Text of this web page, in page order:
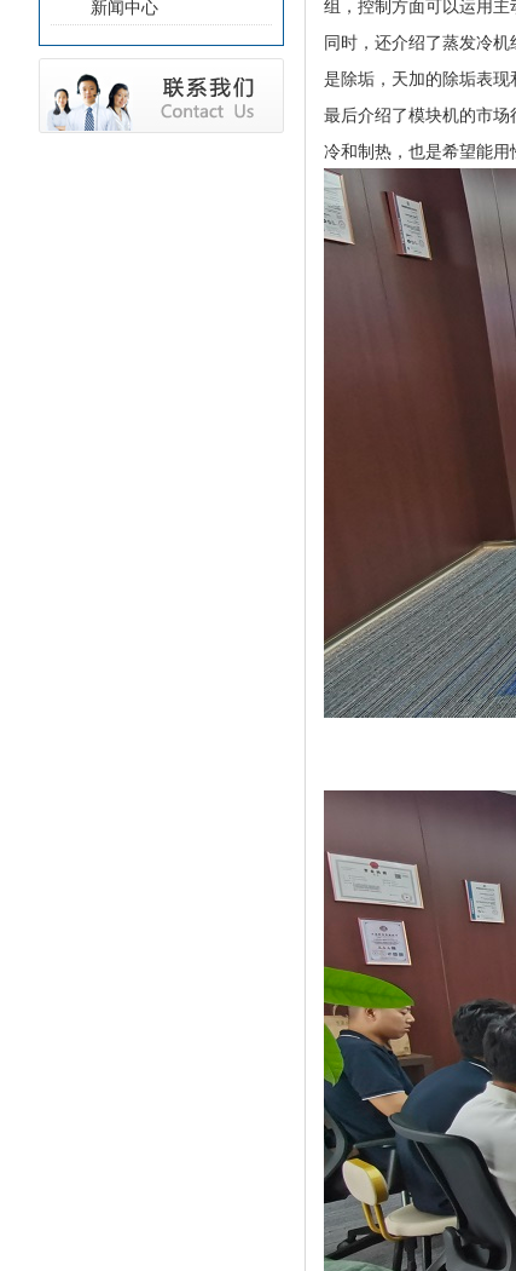
新闻中心
组，控制方面可以运用
同时，还介绍了蒸发冷
是除垢，天加的除垢表现
最后介绍了模块机的市
冷和制热，也是希望能用